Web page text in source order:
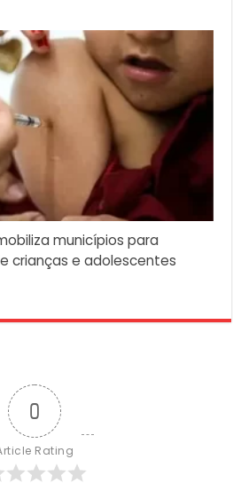
municípios para
crianças e adolescentes
0
Rating